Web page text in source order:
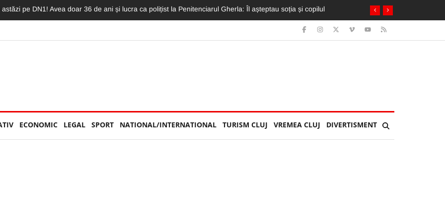
Un biciclist și un BMW, implicați în coliziune: „L-a aruncat destul de urât”
ECONOMIC LEGAL SPORT NATIONAL/INTERNATIONAL TURISM CLUJ VREMEA CLUJ DIVERTISMENT